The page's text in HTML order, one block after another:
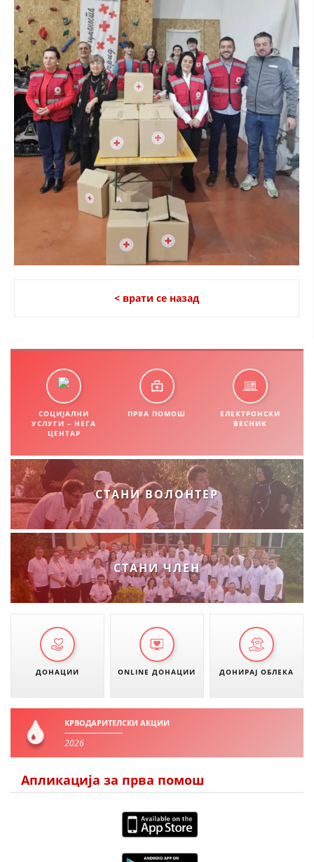
< врати се назад
СОЦИЈАЛНИ
УСЛУГИ – НЕГА
ЦЕНТАР
ПРВА ПОМОШ
ЕЛЕКТРОНСКИ
ВЕСНИК
СТАНИ ВОЛОНТЕР
СТАНИ ЧЛЕН
ДОНАЦИИ ONLINE ДОНАЦИИ ДОНИРАЈ ОБЛЕКА
КРВОДАРИТЕЛСКИ АКЦИИ
2026
Апликација за прва помош